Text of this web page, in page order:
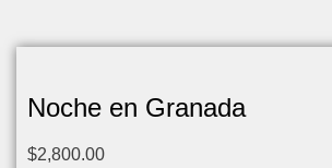
Noche en Granada
$2,800.00